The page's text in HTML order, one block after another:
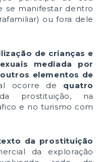
se manifestar dentro
ou fora dele
de crianças e
mediada por
elementos de
ocorre de quatro
prostituição, na
e no turismo com
da prostituição
da exploração